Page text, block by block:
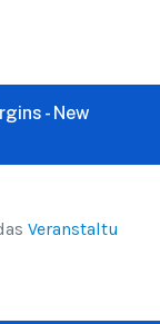
- New
Veranstaltu